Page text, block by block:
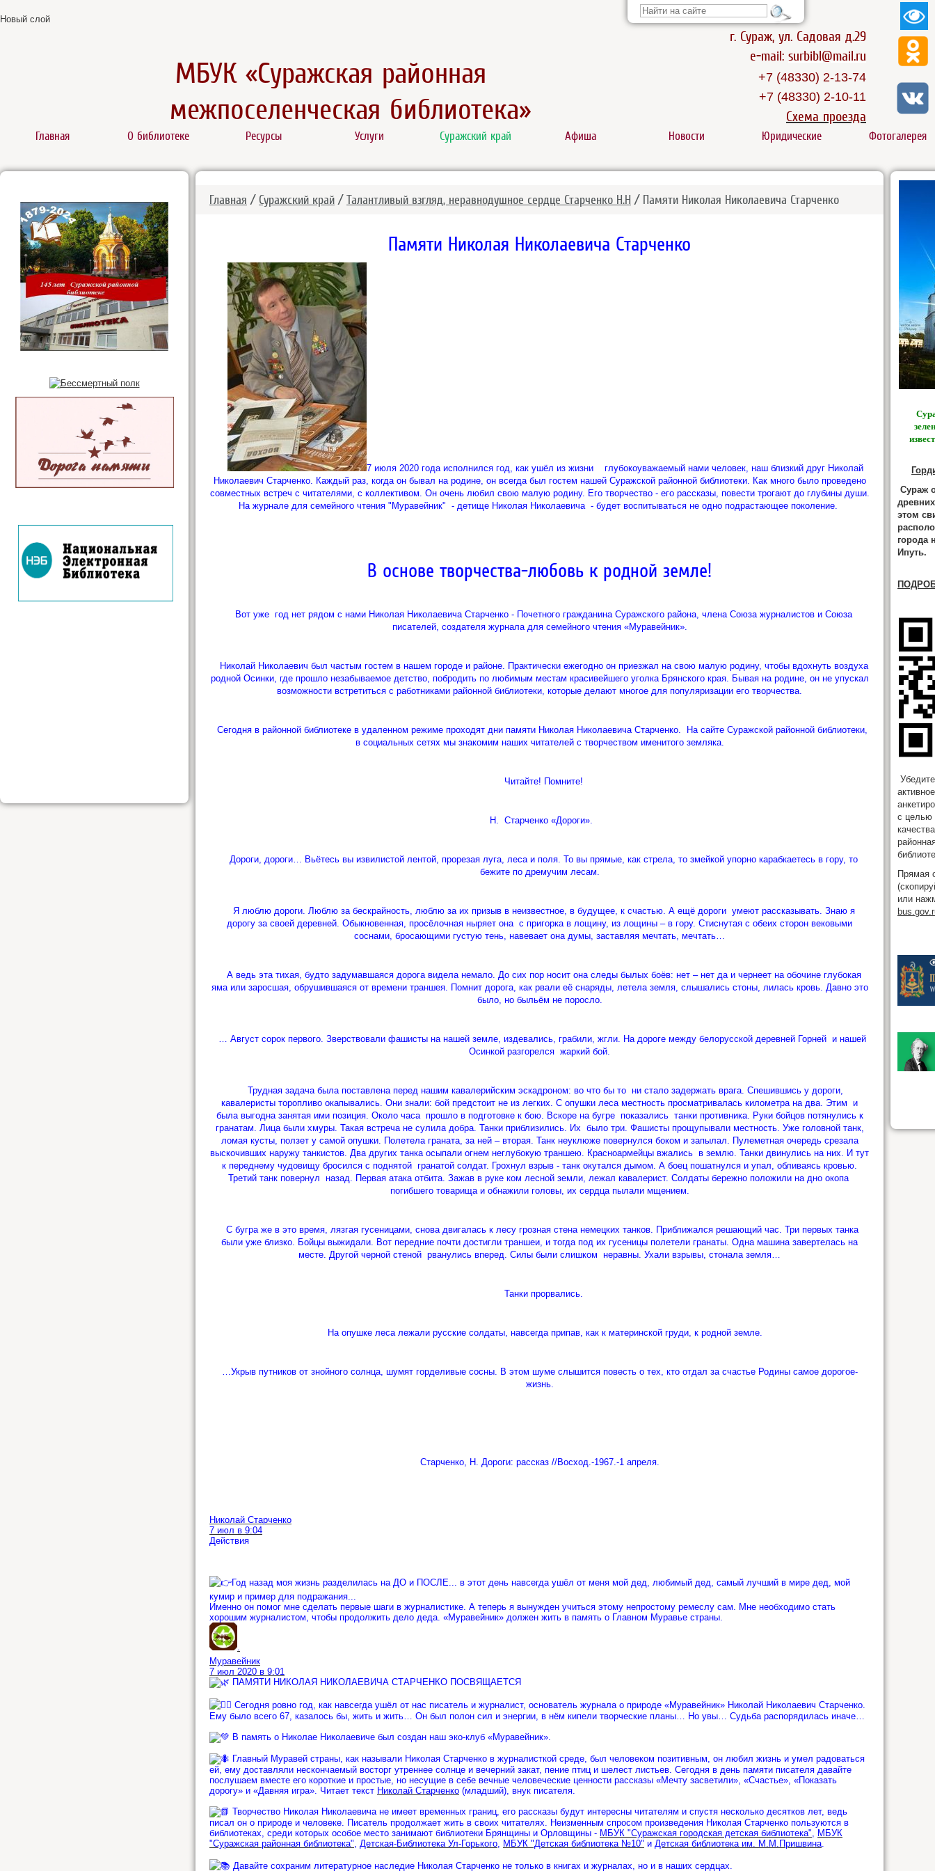
МБУК «Суражская районная
межпоселенческая библиотека»
г. Сураж, ул. Садовая д.29
e-mail: surbibl@mail.ru
+7 (48330) 2-13-74
+7 (48330) 2-10-11
Схема проезда
Главная О библиотеке Ресурсы Услуги Суражский край Афиша Новости Юридические Фотогалерея
Новый слой
Главная / Суражский край /Талантливый взгляд, неравнодушное сердце Старченко Н.Н / Памяти Николая Николаевича Старченко
Памяти Николая Николаевича Старченко
7 июля 2020 года исполнился год, как ушёл из жизни глубокоуважаемый нами человек, наш близкий друг Николай
Николаевич Старченко. Каждый раз, когда он бывал на родине, он всегда был гостем нашей Суражской районной библиотеки. Как много было проведено
совместных встреч с читателями, с коллективом. Он очень любил свою малую родину. Его творчество - его рассказы, повести трогают до глубины души.
На журнале для семейного чтения "Муравейник" - детище Николая Николаевича - будет воспитываться не одно подрастающее поколение.
В основе творчества-любовь к родной земле!
Вот уже год нет рядом с нами Николая Николаевича Старченко - Почетного гражданина Суражского района, члена Союза журналистов и Союза
писателей, создателя журнала для семейного чтения «Муравейник».
Николай Николаевич был частым гостем в нашем городе и районе. Практически ежегодно он приезжал на свою малую родину, чтобы вдохнуть воздуха
родной Осинки, где прошло незабываемое детство, побродить по любимым местам красивейшего уголка Брянского края. Бывая на родине, он не упускал
возможности встретиться с работниками районной библиотеки, которые делают многое для популяризации его творчества.
Сегодня в районной библиотеке в удаленном режиме проходят дни памяти Николая Николаевича Старченко. На сайте Суражской районной библиотеки,
в социальных сетях мы знакомим наших читателей с творчеством именитого земляка.
Читайте! Помните!
Н. Старченко «Дороги».
Дороги, дороги… Вьётесь вы извилистой лентой, прорезая луга, леса и поля. То вы прямые, как стрела, то змейкой упорно карабкаетесь в гору, то
бежите по дремучим лесам.
Я люблю дороги. Люблю за бескрайность, люблю за их призыв в неизвестное, в будущее, к счастью. А ещё дороги умеют рассказывать. Знаю я
дорогу за своей деревней. Обыкновенная, просёлочная ныряет она с пригорка в лощину, из лощины – в гору. Стиснутая с обеих сторон вековыми
соснами, бросающими густую тень, навевает она думы, заставляя мечтать, мечтать…
А ведь эта тихая, будто задумавшаяся дорога видела немало. До сих пор носит она следы былых боёв: нет – нет да и чернеет на обочине глубокая
яма или заросшая, обрушившаяся от времени траншея. Помнит дорога, как рвали её снаряды, летела земля, слышались стоны, лилась кровь. Давно это
было, но быльём не поросло.
… Август сорок первого. Зверствовали фашисты на нашей земле, издевались, грабили, жгли. На дороге между белорусской деревней Горней и нашей
Осинкой разгорелся жаркий бой.
Трудная задача была поставлена перед нашим кавалерийским эскадроном: во что бы то ни стало задержать врага. Спешившись у дороги,
кавалеристы торопливо окапывались. Они знали: бой предстоит не из легких. С опушки леса местность просматривалась километра на два. Этим и
была выгодна занятая ими позиция. Около часа прошло в подготовке к бою. Вскоре на бугре показались танки противника. Руки бойцов потянулись к
гранатам. Лица были хмуры. Такая встреча не сулила добра. Танки приблизились. Их было три. Фашисты прощупывали местность. Уже головной танк,
ломая кусты, ползет у самой опушки. Полетела граната, за ней – вторая. Танк неуклюже повернулся боком и запылал. Пулеметная очередь срезала
выскочивших наружу танкистов. Два других танка осыпали огнем неглубокую траншею. Красноармейцы вжались в землю. Танки двинулись на них. И тут
к переднему чудовищу бросился с поднятой гранатой солдат. Грохнул взрыв - танк окутался дымом. А боец пошатнулся и упал, обливаясь кровью.
Третий танк повернул назад. Первая атака отбита. Зажав в руке ком лесной земли, лежал кавалерист. Солдаты бережно положили на дно окопа
погибшего товарища и обнажили головы, их сердца пылали мщением.
С бугра же в это время, лязгая гусеницами, снова двигалась к лесу грозная стена немецких танков. Приближался решающий час. Три первых танка
были уже близко. Бойцы выжидали. Вот передние почти достигли траншеи, и тогда под их гусеницы полетели гранаты. Одна машина завертелась на
месте. Другой черной стеной рванулись вперед. Силы были слишком неравны. Ухали взрывы, стонала земля…
Танки прорвались.
На опушке леса лежали русские солдаты, навсегда припав, как к материнской груди, к родной земле.
…Укрыв путников от знойного солнца, шумят горделивые сосны. В этом шуме слышится повесть о тех, кто отдал за счастье Родины самое дорогое-
жизнь.
Старченко, Н. Дороги: рассказ //Восход.-1967.-1 апреля.
Николай Старченко
7 июл в 9:04
Действия
Год назад моя жизнь разделилась на ДО и ПОСЛЕ... в этот день навсегда ушёл от меня мой дед, любимый дед, самый лучший в мире дед, мой
кумир и пример для подражания...
Именно он помог мне сделать первые шаги в журналистике. А теперь я вынужден учиться этому непростому ремеслу сам. Мне необходимо стать
хорошим журналистом, чтобы продолжить дело деда. «Муравейник» должен жить в память о Главном Муравье страны.
.
Муравейник
7 июл 2020 в 9:01
ПАМЯТИ НИКОЛАЯ НИКОЛАЕВИЧА СТАРЧЕНКО ПОСВЯЩАЕТСЯ
Сегодня ровно год, как навсегда ушёл от нас писатель и журналист, основатель журнала о природе «Муравейник» Николай Николаевич Старченко.
Ему было всего 67, казалось бы, жить и жить… Он был полон сил и энергии, в нём кипели творческие планы… Но увы… Судьба распорядилась иначе…
В память о Николае Николаевиче был создан наш эко-клуб «Муравейник».
Главный Муравей страны, как называли Николая Старченко в журналисткой среде, был человеком позитивным, он любил жизнь и умел радоваться
ей, ему доставляли нескончаемый восторг утреннее солнце и вечерний закат, пение птиц и шелест листьев. Сегодня в день памяти писателя давайте
послушаем вместе его короткие и простые, но несущие в себе вечные человеческие ценности рассказы «Мечту засветили», «Счастье», «Показать
дорогу» и «Давняя игра». Читает текст Николай Старченко (младший), внук писателя.
Творчество Николая Николаевича не имеет временных границ, его рассказы будут интересны читателям и спустя несколько десятков лет, ведь
писал он о природе и человеке. Писатель продолжает жить в своих читателях. Неизменным спросом произведения Николая Старченко пользуются в
библиотеках, среди которых особое место занимают библиотеки Брянщины и Орловщины - МБУК "Суражская городская детская библиотека", МБУК
"Суражская районная библиотека", Детская-Библиотека Ул-Горького, МБУК "Детская библиотека №10" и Детская библиотека им. М.М.Пришвина.
Давайте сохраним литературное наследие Николая Старченко не только в книгах и журналах, но и в наших сердцах.
Сураж
этом
города
Ипуть.
с целью
Прямая
или